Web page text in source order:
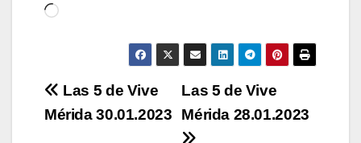
Cargando...
Navegación
de
Las 5 de Vive
Mérida 28.01.2023
Las 5 de Vive
Mérida 30.01.2023